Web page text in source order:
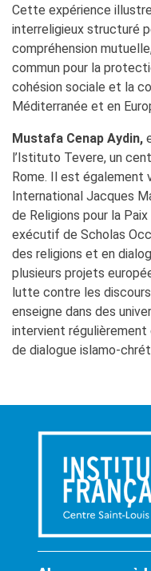
Cette expérience
interreligieux structuré
compréhension
commun pour la
cohésion sociale et la
Méditerranée et en
Mustafa Cenap Aydin,
l’Istituto Tevere, un
Rome. Il est également
International Jacques
de Religions pour la
exécutif de Scholas
des religions et en
plusieurs projets
lutte contre les
enseigne dans des
intervient
de dialogue islamo-